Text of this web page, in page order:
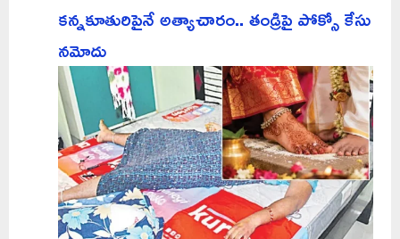
కన్నకూతురిపైనే అత్యాచారం.. తండ్రిపై పోక్సో కేసు
నమోదు